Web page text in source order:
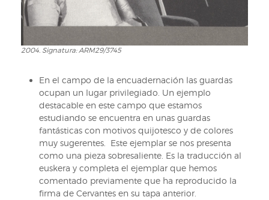
2004.
ARM29/3745
2004. Signatura: ARM29/3745
En el campo de la encuadernación las guardas
ocupan un lugar privilegiado. Un ejemplo
destacable en este campo que estamos
estudiando se encuentra en unas guardas
fantásticas con motivos quijotesco y de colores
muy sugerentes. Este ejemplar se nos presenta
como una pieza sobresaliente. Es la traducción al
euskera y completa el ejemplar que hemos
comentado previamente que ha reproducido la
firma de Cervantes en su tapa anterior.